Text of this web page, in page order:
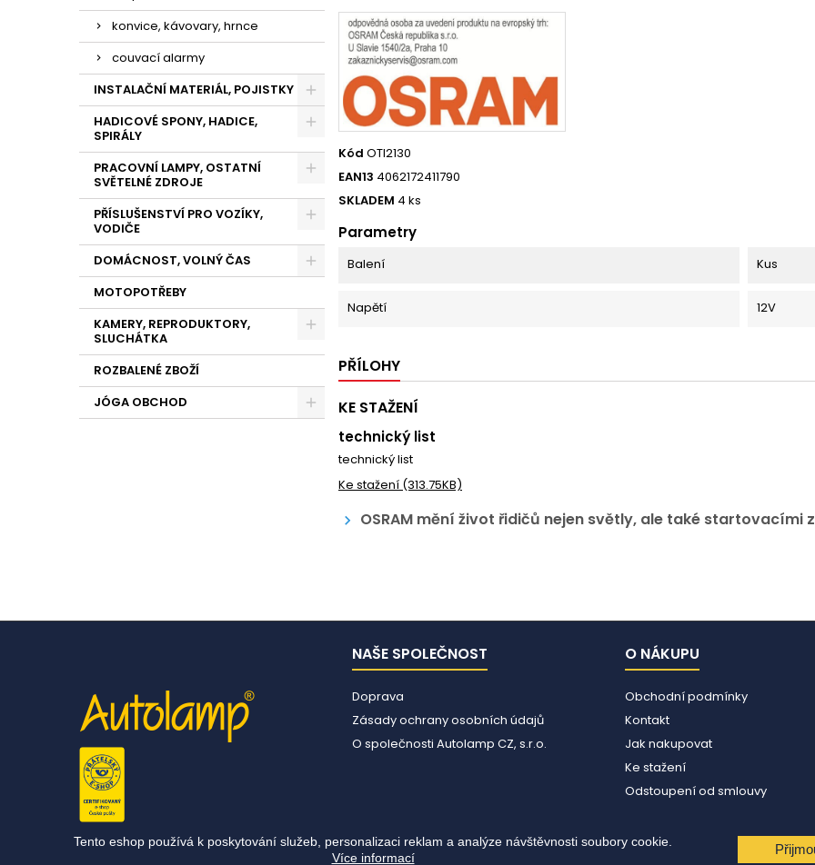
Tento eshop používá k poskytování služeb, personalizaci reklam a analýze návštěvnosti soubory cookie.
Více informací
konvice, kávovary, hrnce
couvací alarmy
INSTALAČNÍ MATERIÁL, POJISTKY
HADICOVÉ SPONY, HADICE,
SPIRÁLY
PRACOVNÍ LAMPY, OSTATNÍ
SVĚTELNÉ ZDROJE
PŘÍSLUŠENSTVÍ PRO VOZÍKY,
VODIČE
DOMÁCNOST, VOLNÝ ČAS
MOTOPOTŘEBY
KAMERY, REPRODUKTORY,
SLUCHÁTKA
ROZBALENÉ ZBOŽÍ
JÓGA OBCHOD
Kód OTI2130
EAN13 4062172411790
SKLADEM 4 ks
Parametry
Balení Kus
Napětí 12V
PŘÍLOHY
KE STAŽENÍ
technický list
technický list
Ke stažení (313.75KB)
keyboard_arrow_right OSRAM mění život řidičů nejen světly, ale také startovacími
NAŠE SPOLEČNOST
Doprava
Zásady ochrany osobních údajů
O společnosti Autolamp CZ, s.r.o.
O NÁKUPU
Obchodní podmínky
Kontakt
Jak nakupovat
Ke stažení
Odstoupení od smlouvy